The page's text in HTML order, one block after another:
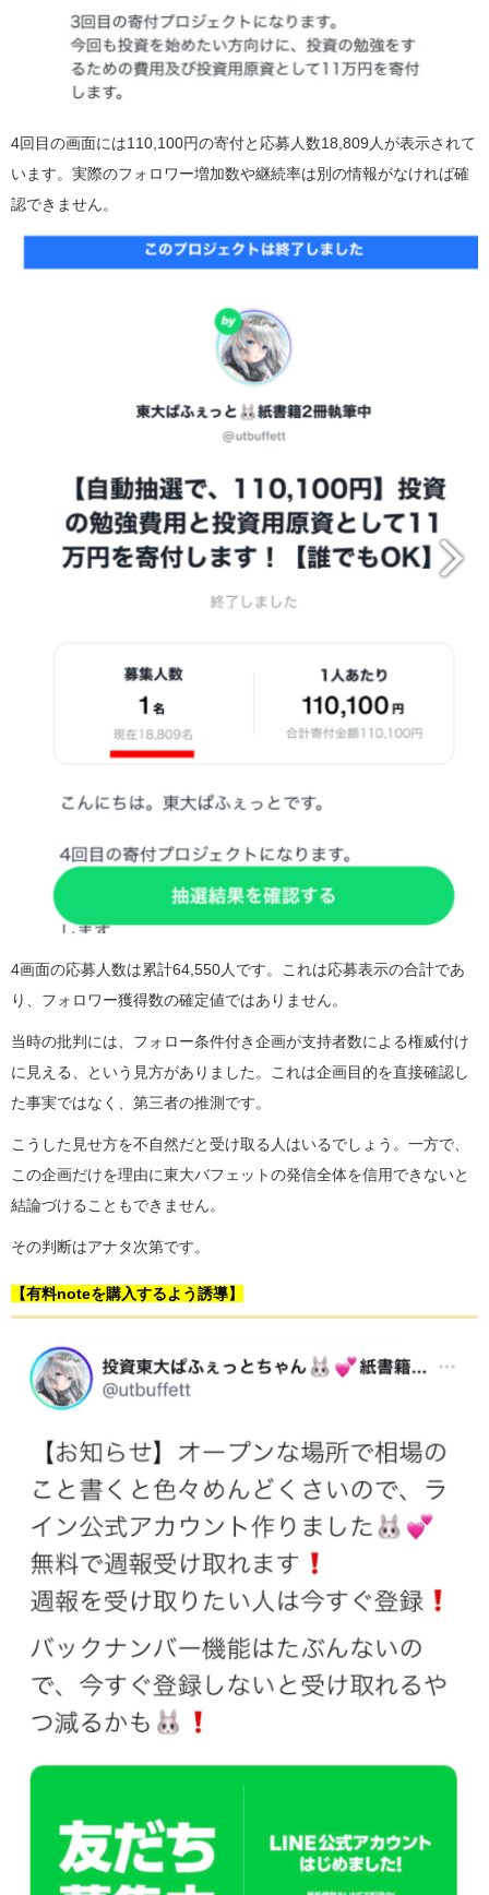
4回目の画面には110,100円の寄付と応募人数18,809人が表示されて
います。実際のフォロワー増加数や継続率は別の情報がなければ確
認できません。
4画面の応募人数は累計64,550人です。これは応募表示の合計であ
り、フォロワー獲得数の確定値ではありません。
当時の批判には、フォロー条件付き企画が支持者数による権威付け
に見える、という見方がありました。これは企画目的を直接確認し
た事実ではなく、第三者の推測です。
こうした見せ方を不自然だと受け取る人はいるでしょう。一方で、
この企画だけを理由に東大バフェットの発信全体を信用できないと
結論づけることもできません。
その判断はアナタ次第です。
【有料noteを購入するよう誘導】